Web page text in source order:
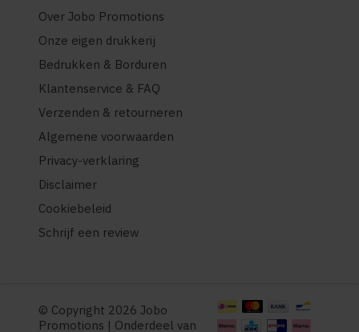
Over Jobo Promotions
Onze eigen drukkerij
Bedrukken & Borduren
Klantenservice & FAQ
Verzenden & retourneren
Algemene voorwaarden
Privacy-verklaring
Disclaimer
Cookiebeleid
Schrijf een review
© Copyright 2026 Jobo
Promotions | Onderdeel van